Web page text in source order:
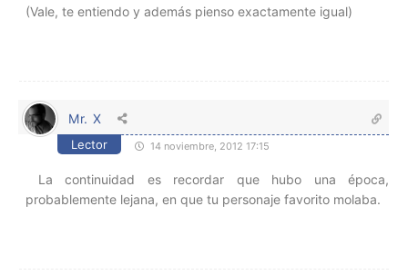
(Vale, te entiendo y además pienso exactamente igual)
Mr. X
Lector 14 noviembre, 2012 17:15
La continuidad es recordar que hubo una época,
probablemente lejana, en que tu personaje favorito molaba.